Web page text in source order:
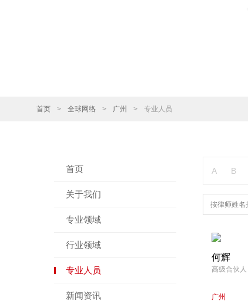
首页 > 全球网络 > 广州 > 专业人员
首页
关于我们
专业领域
行业领域
专业人员
新闻资讯
A B
何辉
高级合伙人
广州